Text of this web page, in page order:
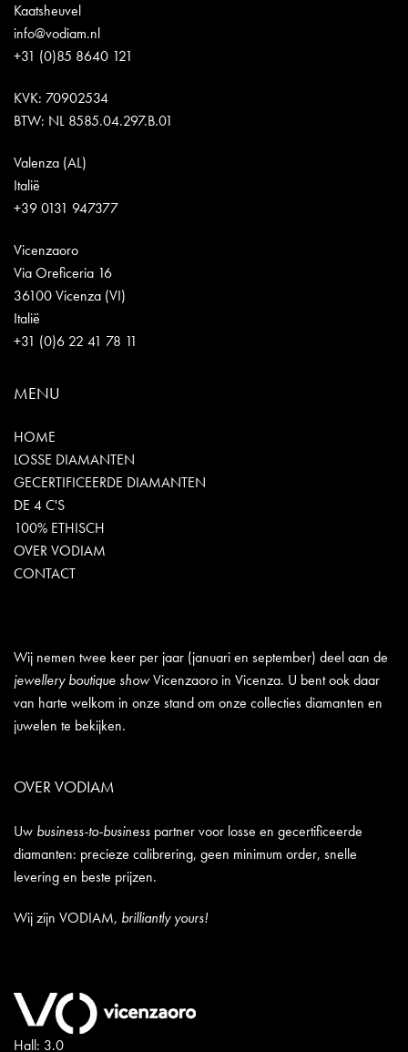
Kaatsheuvel
info@vodiam.nl
+31 (0)85 8640 121
KVK: 70902534
BTW: NL 8585.04.297.B.01
Valenza (AL)
Italië
+39 0131 947377
Vicenzaoro
Via Oreficeria 16
36100 Vicenza (VI)
Italië
+31 (0)6 22 41 78 11
MENU
HOME
LOSSE DIAMANTEN
GECERTIFICEERDE DIAMANTEN
DE 4 C'S
100% ETHISCH
OVER VODIAM
CONTACT
Wij nemen twee keer per jaar (januari en september) deel aan de
jewellery boutique showVicenzaoro in Vicenza. U bent ook daar
van harte welkom in onze stand om onze collecties diamanten en
juwelen te bekijken.
OVER VODIAM
Uw business-to-business partner voor losse en gecertificeerde
diamanten: precieze calibrering, geen minimum order, snelle
levering en beste prijzen.
Wij zijn VODIAM, brilliantly yours!
Hall: 3.0